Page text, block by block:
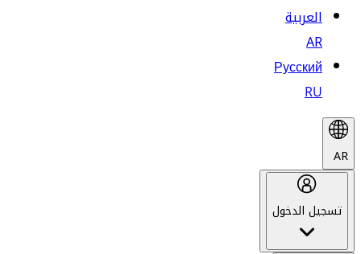
العربية
AR
Русский
RU
AR
تسجيل الدخول